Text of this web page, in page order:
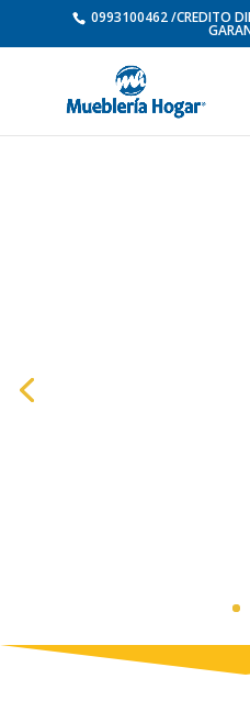
0993100462 /CREDITO